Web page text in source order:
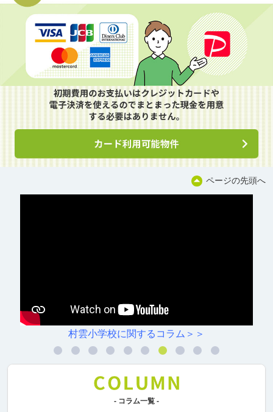
ページの先頭へ
村雲小学校に関するコラム＞＞
- コラム一覧 -